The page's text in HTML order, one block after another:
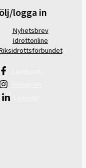
logga in
Nyhetsbrev
Idrottonline